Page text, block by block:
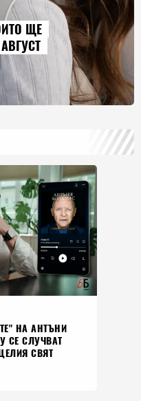
НАЙ-
В
НА АНТЪНИ
СЕ СЛУЧВАТ
СВЯТ